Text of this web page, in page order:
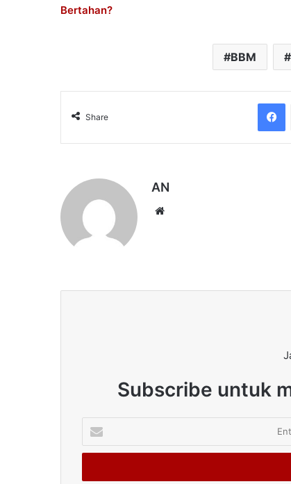
Bertahan?
BBM
Share
AN
Subscribe untuk
your
Email